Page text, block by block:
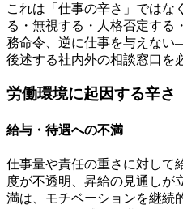
これは「仕事の辛さ」ではな
る・無視する・人格否定する
務命令、逆に仕事を与えな
後述する社内外の相談窓口を
労働環境に起因する辛さ
給与・待遇への不満
仕事量や責任の重さに対して
度が不透明、昇給の見通しが
満は、モチベーションを継続